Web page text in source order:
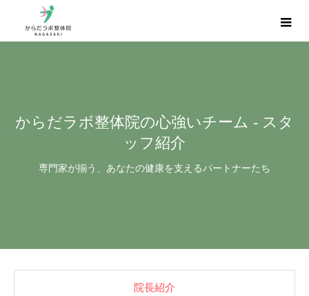
からだラボ整体院の心強いチーム - スタ
ッフ紹介
専門家が揃う、あなたの健康を支えるパートナーたち
院長紹介